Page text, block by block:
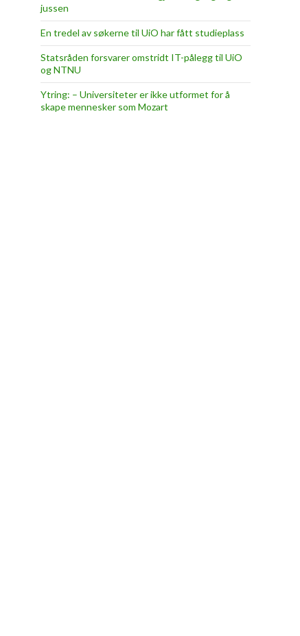
jussen
En tredel av søkerne til UiO har fått studieplass
Statsråden forsvarer omstridt IT-pålegg til UiO
og NTNU
Ytring: – Universiteter er ikke utformet for å
skape mennesker som Mozart